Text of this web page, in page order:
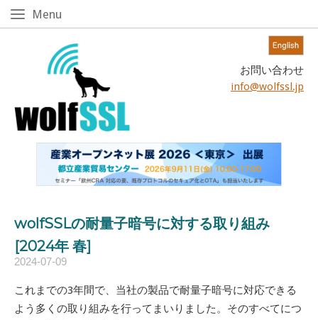
Skip
お問い合わせ
info@wolfssl.jp
Menu
wolfSSLの耐量子暗号に対する取り組み
[2024年 春]
2024-07-09
これまでの3年間で、当社の製品で耐量子暗号に対応できる
よう多くの取り組みを行ってまいりました。そのすべてにつ